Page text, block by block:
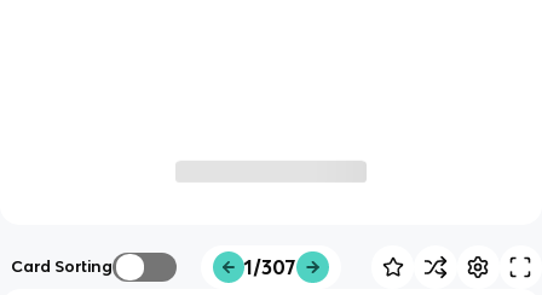
Card Sorting 1/307